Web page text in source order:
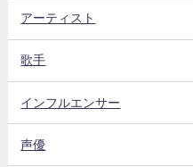
アーティスト
歌手
インフルエンサー
声優